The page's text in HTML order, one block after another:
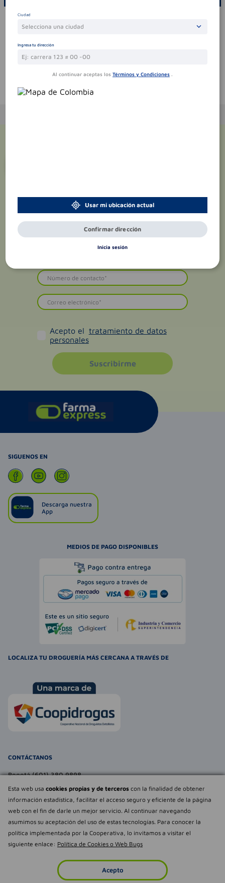
Esta web usa cookies propias y de terceros con la finalidad de obtener
información estadística, facilitar el acceso seguro y eficiente de la página
web con el fin de darle un mejor servicio. Al continuar navegando
asumimos su aceptación del uso de estas tecnologías. Para conocer la
política implementada por la Cooperativa, lo invitamos a visitar el
siguiente enlace: Política de Cookies o Web Bugs
Acepto
Imperdibles Favoritos
Déjanos tu
opinión
Por favor, inicie sesión para escribir un comentario
Te puede interesar
Acepto el tratamiento de datos
personales
Suscribirme
SIGUENOS EN
Descarga nuestra
App
MEDIOS DE PAGO DISPONIBLES
LOCALIZA TU DROGUERÍA MÁS CERCANA A TRAVÉS DE
CONTÁCTANOS
Bogotá (601) 380 9898
atencionalcliente@farmaexpress.com
TE PUEDE INTERESAR
NOSOTROS
Empowered by
Todos los derechos reservados Farmaexpress 2025
Ciudad
Selecciona una ciudad
Ingresa tu dirección
Al continuar aceptas los Términos y Condiciones .
Usar mi ubicación actual
Confirmar dirección
Inicia sesión